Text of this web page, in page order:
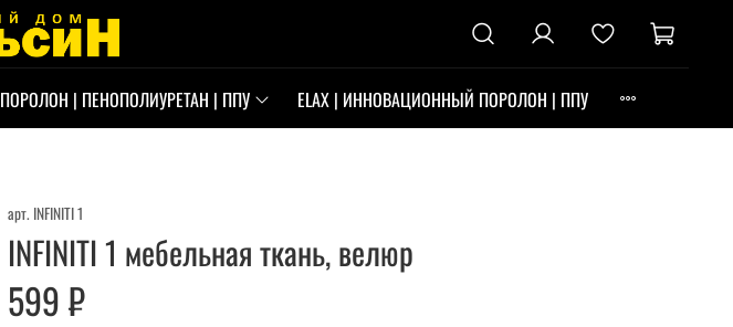
ПОРОЛОН | ПЕНОПОЛИУРЕТАН | ППУ ELAX | ИННОВАЦИОННЫЙ ПОРОЛОН | ППУ
арт. INFINITI 1
INFINITI 1 мебельная ткань, велюр
599 ₽